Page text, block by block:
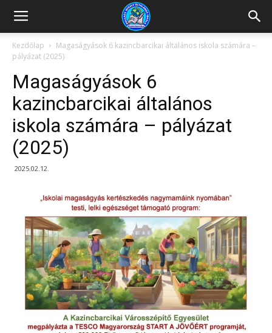
Kazincbarcikai
Pollack
Mihály
Általános
Kezdőlap
Magaságyások 6 kazincbarcikai általános iskola számára –
pályázat (2025)
Magaságyások 6
kazincbarcikai általános
iskola számára – pályázat
(2025)
2025.02.12.